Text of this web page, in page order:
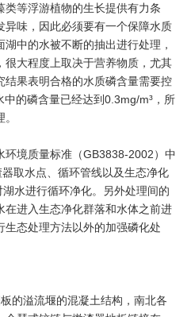
等浮游植物的生长提供有力条
味，因此必须要有一个保障水质
中的水被不断的抽出进行处理，
很大程度上取决于营养物质，尤其
果表明合格的水质磷含量需要控
的磷含量已经达到0.3mg/m³，所
境质量标准（GB3838-2002）中
取水点、循环管线以及生态净化
水进行循环净化。另外处理间的
进入生态净化群落和水体之前进
态处理方法以外的加强磷化处
的溢流堰的混凝土结构，南北各